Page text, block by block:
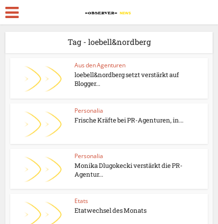
Tag - loebell&nordberg
Aus den Agenturen
loebell&nordberg setzt verstärkt auf
Blogger...
Personalia
Frische Kräfte bei PR-Agenturen, in...
Personalia
Monika Dlugokecki verstärkt die PR-
Agentur...
Etats
Etatwechsel des Monats